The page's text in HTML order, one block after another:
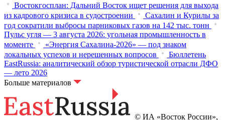
Востокгосплан: Дальний Восток ищет решения для выхода
из кадрового кризиса в судостроении
Сахалин и Курилы за
год сократили выбросы парниковых газов на 142 тыс. тонн
Пульс угля — 3 августа 2026: угольная промышленность в
моменте
«Энергия Сахалина-2026» — под знаком
локальных успехов и нерешенных вопросов
Бюллетень
EastRussia: аналитический обзор туристической отрасли ДФО
— лето 2026
Больше материалов
© ИА «Восток России»,